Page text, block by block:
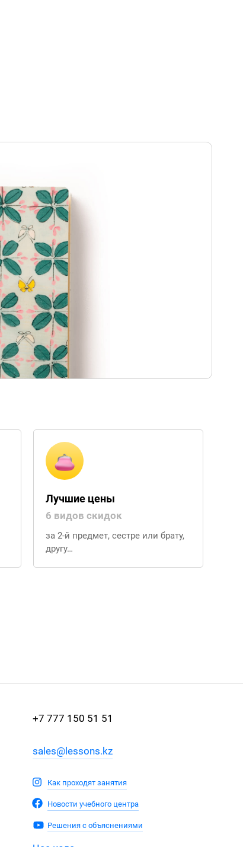
Лучшие цены
6 видов скидок
за 2-й предмет, сестре или брату,
другу…
+7 777 150 51 51
sales@lessons.kz
Как проходят занятия
Новости учебного центра
Решения с объяснениями